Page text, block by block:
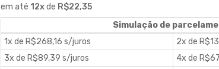
em até 12xde R$22,35
Simulação de
1x de R$268,16 s/juros
2x de
3x de R$89,39 s/juros
4x de